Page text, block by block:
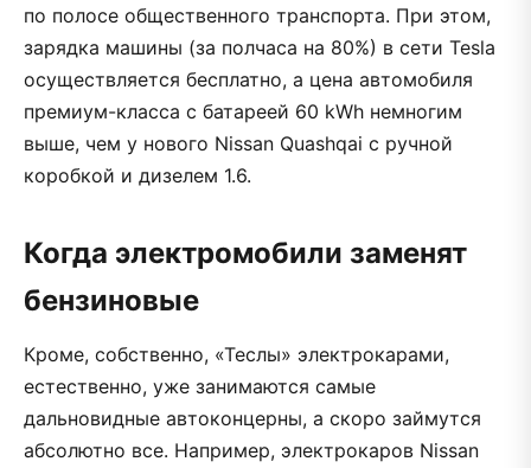
по полосе общественного транспорта. При этом,
зарядка машины (за полчаса на 80%) в сети Tesla
осуществляется бесплатно, а цена автомобиля
премиум-класса с батареей 60 kWh немногим
выше, чем у нового Nissan Quashqai c ручной
коробкой и дизелем 1.6.
Когда электромобили заменят
бензиновые
Кроме, собственно, «Теслы» электрокарами,
естественно, уже занимаются самые
дальновидные автоконцерны, а скоро займутся
абсолютно все. Например, электрокаров Nissan